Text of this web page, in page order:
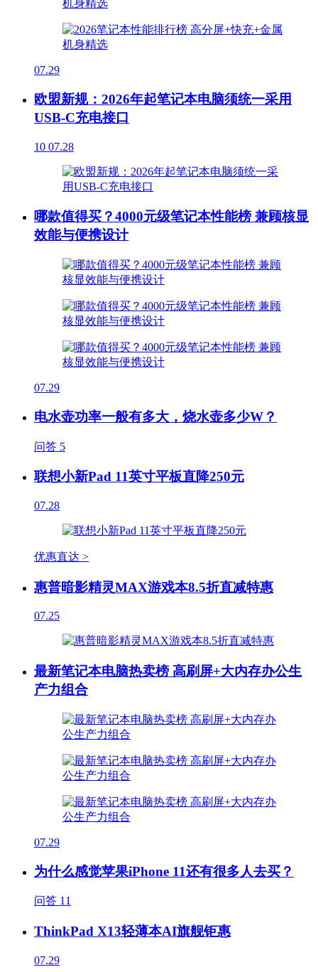
07.29
欧盟新规：2026年起笔记本电脑须统一采用
USB-C充电接口
10 07.28
哪款值得买？4000元级笔记本性能榜 兼顾核显
效能与便携设计
07.29
电水壶功率一般有多大，烧水壶多少W？
问答 5
联想小新Pad 11英寸平板直降250元
07.28
优惠直达 >
惠普暗影精灵MAX游戏本8.5折直减特惠
07.25
最新笔记本电脑热卖榜 高刷屏+大内存办公生
产力组合
07.29
为什么感觉苹果iPhone 11还有很多人去买？
问答 11
ThinkPad X13轻薄本AI旗舰钜惠
07.29